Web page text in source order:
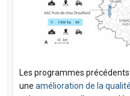
Les programmes
une amélioration de la